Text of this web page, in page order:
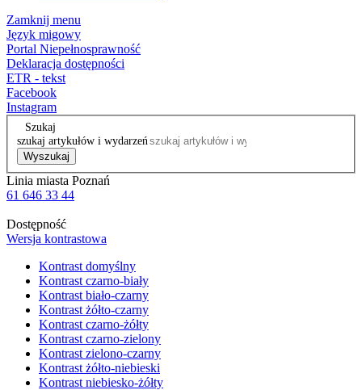
Zamknij menu
Język migowy
Portal Niepełnosprawność
Deklaracja dostępności
ETR - tekst
Facebook
Instagram
Szukaj
szukaj artykułów i wydarzeń
Wyszukaj
Linia miasta Poznań
61 646 33 44
Dostępność
Wersja kontrastowa
Kontrast domyślny
Kontrast czarno-biały
Kontrast biało-czarny
Kontrast żółto-czarny
Kontrast czarno-żółty
Kontrast czarno-zielony
Kontrast zielono-czarny
Kontrast żółto-niebieski
Kontrast niebiesko-żółty